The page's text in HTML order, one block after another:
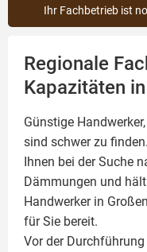
Ihr Fachbetrieb ist
Regionale
Kapazitäten
Günstige
sind schwer zu
Ihnen bei der Suche
Dämmungen und
Handwerker in
für Sie bereit.
Vor der